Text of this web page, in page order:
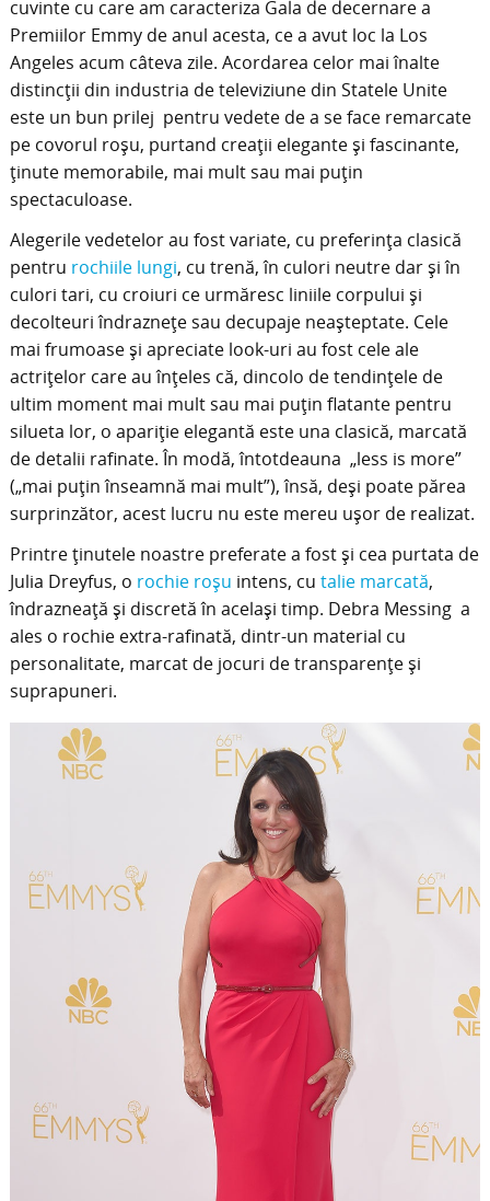
cuvinte cu care am caracteriza Gala de decernare a
Premiilor Emmy de anul acesta, ce a avut loc la Los
Angeles acum câteva zile. Acordarea celor mai înalte
distincţii din industria de televiziune din Statele Unite
este un bun prilej pentru vedete de a se face remarcate
pe covorul roşu, purtand creaţii elegante şi fascinante,
ţinute memorabile, mai mult sau mai puţin
spectaculoase.
Alegerile vedetelor au fost variate, cu preferinţa clasică
pentru rochiile lungi, cu trenă, în culori neutre dar şi în
culori tari, cu croiuri ce urmăresc liniile corpului şi
decolteuri îndrazneţe sau decupaje neaşteptate. Cele
mai frumoase şi apreciate look-uri au fost cele ale
actriţelor care au înţeles că, dincolo de tendinţele de
ultim moment mai mult sau mai puţin flatante pentru
silueta lor, o apariţie elegantă este una clasică, marcată
de detalii rafinate. În modă, întotdeauna „less is more”
(„mai puţin înseamnă mai mult”), însă, deşi poate părea
surprinzător, acest lucru nu este mereu uşor de realizat.
Printre ţinutele noastre preferate a fost şi cea purtata de
Julia Dreyfus, o rochie roşu intens, cu talie marcată,
îndrazneaţă şi discretă în acelaşi timp. Debra Messing a
ales o rochie extra-rafinată, dintr-un material cu
personalitate, marcat de jocuri de transparenţe şi
suprapuneri.